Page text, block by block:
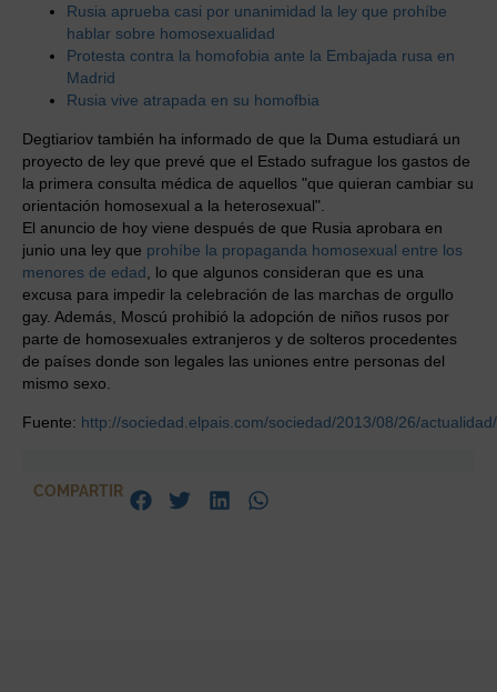
Rusia aprueba casi por unanimidad la ley que prohíbe
hablar sobre homosexualidad
Protesta contra la homofobia ante la Embajada rusa en
Madrid
Rusia vive atrapada en su homofbia
Degtiariov también ha informado de que la Duma estudiará un
proyecto de ley que prevé que el Estado sufrague los gastos de
la primera consulta médica de aquellos "que quieran cambiar su
orientación homosexual a la heterosexual".
El anuncio de hoy viene después de que Rusia aprobara en
junio una ley que prohíbe la propaganda homosexual entre los
menores de edad , lo que algunos consideran que es una
excusa para impedir la celebración de las marchas de orgullo
gay. Además, Moscú prohibió la adopción de niños rusos por
parte de homosexuales extranjeros y de solteros procedentes
de países donde son legales las uniones entre personas del
mismo sexo.
Fuente: http://sociedad.elpais.com/sociedad/2013/08/26/
COMPARTIR